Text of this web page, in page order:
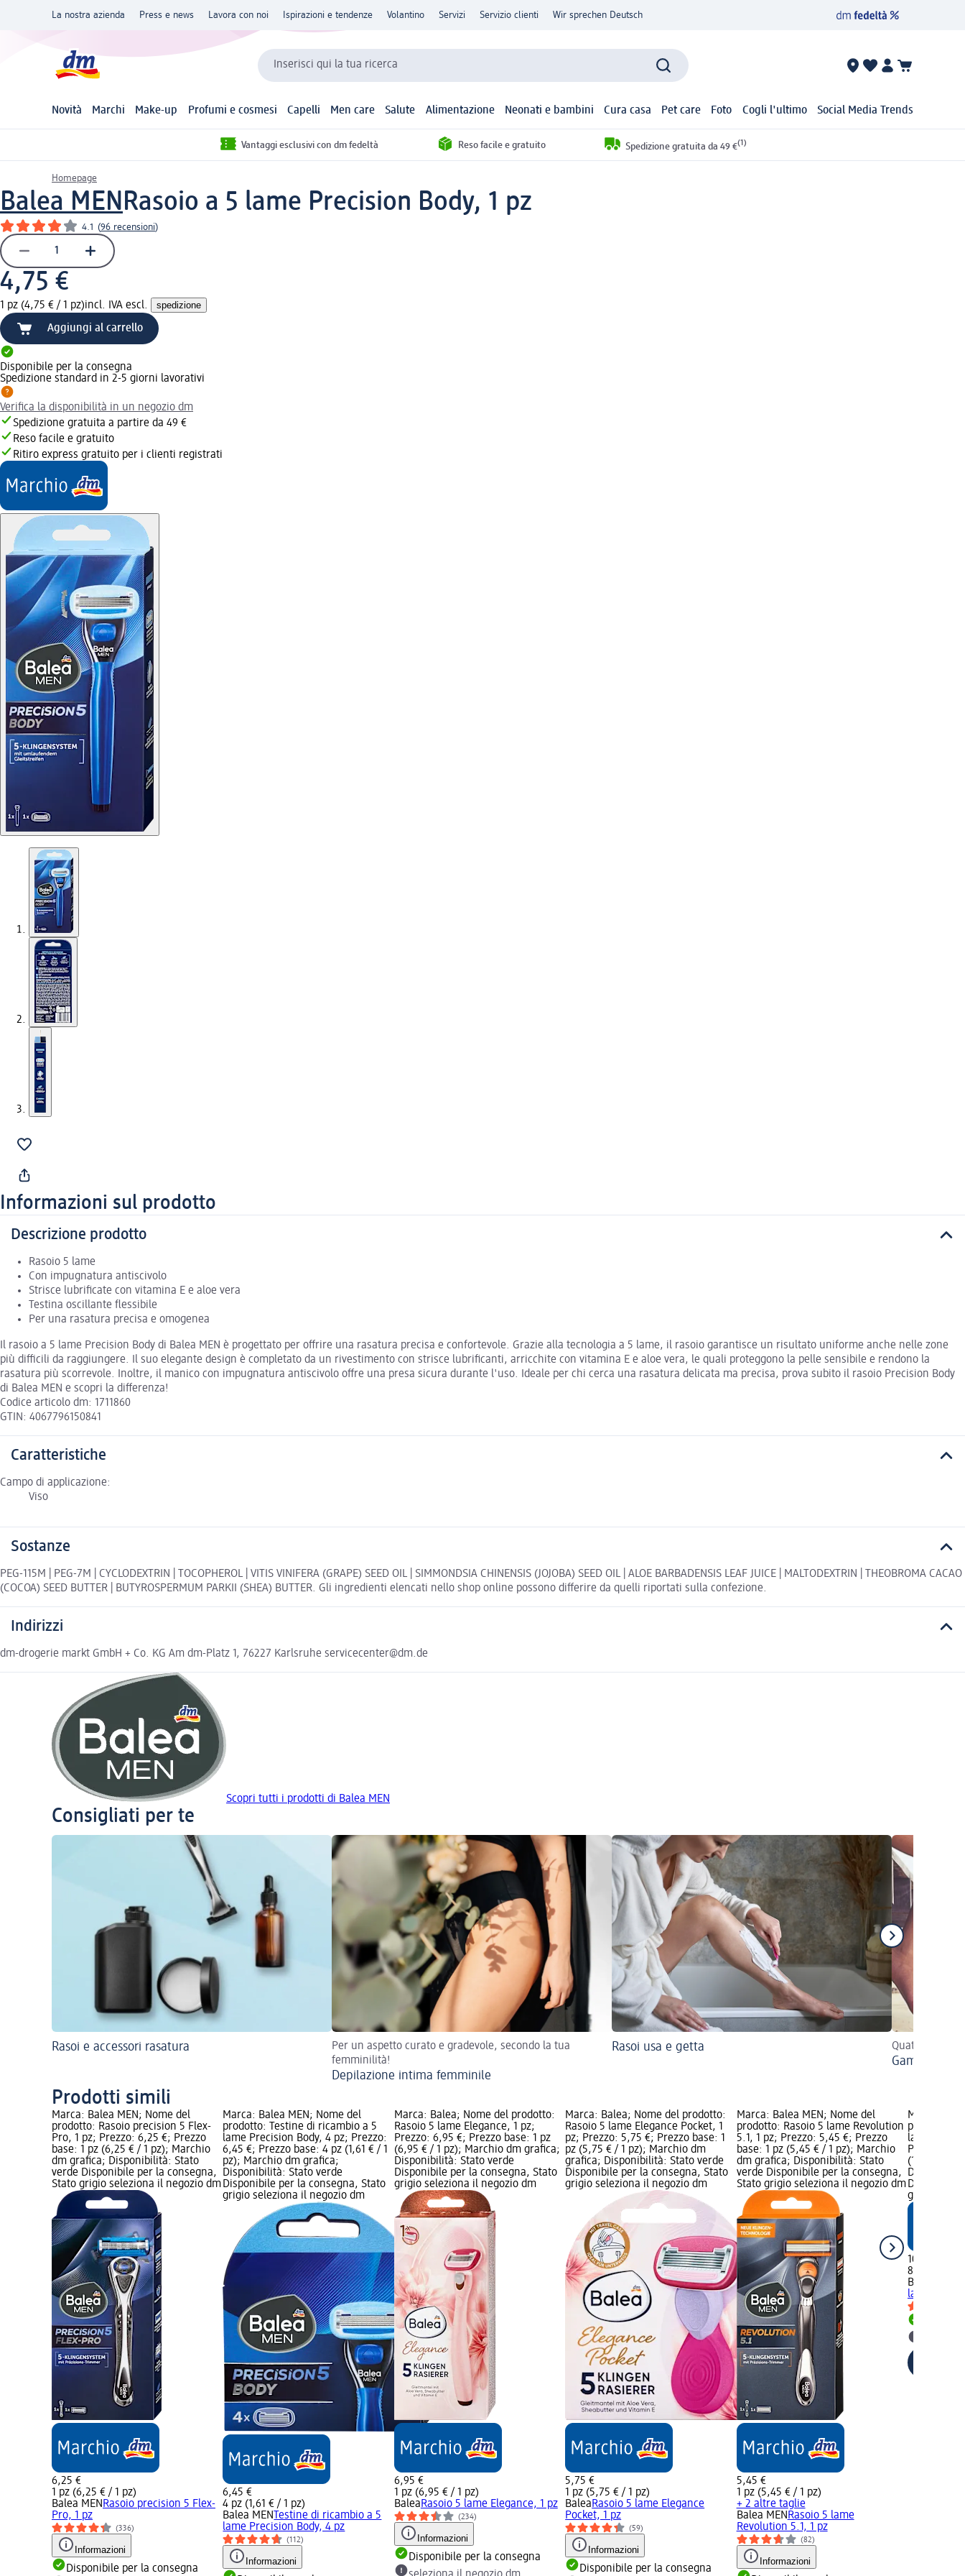
La nostra azienda Press e news Lavora con noi Ispirazioni e tendenze Volantino Servizi Servizio clienti Wir sprechen Deutsch
Inserisci qui la tua ricerca
Novità Marchi Make-up Profumi e cosmesi Capelli Men care Salute Alimentazione Neonati e bambini Cura casa Pet care Foto Cogli l'ultimo Social Media Trends
Vantaggi esclusivi con dm fedeltà Reso facile e gratuito Spedizione gratuita da 49 €(1)
Homepage
Balea MENRasoio a 5 lame Precision Body, 1 pz
4.1 (96 recensioni)
4,75 €
1 pz (4,75 € / 1 pz)incl. IVA escl. spedizione
Aggiungi al carrello
Disponibile per la consegna
Spedizione standard in 2-5 giorni lavorativi
Verifica la disponibilità in un negozio dm
Spedizione gratuita a partire da 49 €
Reso facile e gratuito
Ritiro express gratuito per i clienti registrati
Informazioni sul prodotto
Descrizione prodotto
Rasoio 5 lame
Con impugnatura antiscivolo
Strisce lubrificate con vitamina E e aloe vera
Testina oscillante flessibile
Per una rasatura precisa e omogenea
Il rasoio a 5 lame Precision Body di Balea MEN è progettato per offrire una rasatura precisa e confortevole. Grazie alla tecnologia a 5 lame, il rasoio garantisce un risultato uniforme anche nelle zone
più difficili da raggiungere. Il suo elegante design è completato da un rivestimento con strisce lubrificanti, arricchite con vitamina E e aloe vera, le quali proteggono la pelle sensibile e rendono la
rasatura più scorrevole. Inoltre, il manico con impugnatura antiscivolo offre una presa sicura durante l'uso. Ideale per chi cerca una rasatura delicata ma precisa, prova subito il rasoio Precision Body
di Balea MEN e scopri la differenza!
Codice articolo dm: 1711860
GTIN: 4067796150841
Caratteristiche
Campo di applicazione:
Viso
Sostanze
PEG-115M | PEG-7M | CYCLODEXTRIN | TOCOPHEROL | VITIS VINIFERA (GRAPE) SEED OIL | SIMMONDSIA CHINENSIS (JOJOBA) SEED OIL | ALOE BARBADENSIS LEAF JUICE | MALTODEXTRIN | THEOBROMA CACAO
(COCOA) SEED BUTTER | BUTYROSPERMUM PARKII (SHEA) BUTTER. Gli ingredienti elencati nello shop online possono differire da quelli riportati sulla confezione.
Indirizzi
dm-drogerie markt GmbH + Co. KG Am dm-Platz 1, 76227 Karlsruhe servicecenter@dm.de
Scopri tutti i prodotti di Balea MEN
Consigliati per te
Rasoi e accessori rasatura
Per un aspetto curato e gradevole, secondo la tua
femminilità!
Depilazione intima femminile
Rasoi usa e getta Quattro
Gambe
Prodotti simili
Marca: Balea MEN; Nome del
prodotto: Rasoio precision 5 Flex-
Pro, 1 pz; Prezzo: 6,25 €; Prezzo
base: 1 pz (6,25 € / 1 pz); Marchio
dm grafica; Disponibilità: Stato
verde Disponibile per la consegna,
Stato grigio seleziona il negozio dm
6,25 €
1 pz (6,25 € / 1 pz)
Balea MEN Rasoio precision 5 Flex-
Pro, 1 pz
(336)
Informazioni
Disponibile per la consegna
Marca: Balea MEN; Nome del
prodotto: Testine di ricambio a 5
lame Precision Body, 4 pz; Prezzo:
6,45 €; Prezzo base: 4 pz (1,61 € / 1
pz); Marchio dm grafica;
Disponibilità: Stato verde
Disponibile per la consegna, Stato
grigio seleziona il negozio dm
6,45 €
4 pz (1,61 € / 1 pz)
Balea MENTestine di ricambio a 5
lame Precision Body, 4 pz
(112)
Informazioni
Marca: Balea; Nome del prodotto:
Rasoio 5 lame Elegance, 1 pz;
Prezzo: 6,95 €; Prezzo base: 1 pz
(6,95 € / 1 pz); Marchio dm grafica;
Disponibilità: Stato verde
Disponibile per la consegna, Stato
grigio seleziona il negozio dm
6,95 €
1 pz (6,95 € / 1 pz)
BaleaRasoio 5 lame Elegance, 1 pz
(234)
Informazioni
Disponibile per la consegna
Marca: Balea; Nome del prodotto:
Rasoio 5 lame Elegance Pocket, 1
pz; Prezzo: 5,75 €; Prezzo base: 1
pz (5,75 € / 1 pz); Marchio dm
grafica; Disponibilità: Stato verde
Disponibile per la consegna, Stato
grigio seleziona il negozio dm
5,75 €
1 pz (5,75 € / 1 pz)
BaleaRasoio 5 lame Elegance
Pocket, 1 pz
(59)
Informazioni
Disponibile per la consegna
Marca: Balea MEN; Nome del
prodotto: Rasoio 5 lame Revolution
5.1, 1 pz; Prezzo: 5,45 €; Prezzo
base: 1 pz (5,45 € / 1 pz); Marchio
dm grafica; Disponibilità: Stato
verde Disponibile per la consegna,
Stato grigio seleziona il negozio dm
5,45 €
1 pz (5,45 € / 1 pz)
+ 2 altre taglie
Balea MEN Rasoio 5 lame
Revolution 5.1, 1 pz
(82)
Informazioni
Marca:
prodotto:
lame
Prezzo:
(1,31 € / 1
Disponibile
grigio
10,50 €
8 pz (1,31 €
Balea MEN
lame